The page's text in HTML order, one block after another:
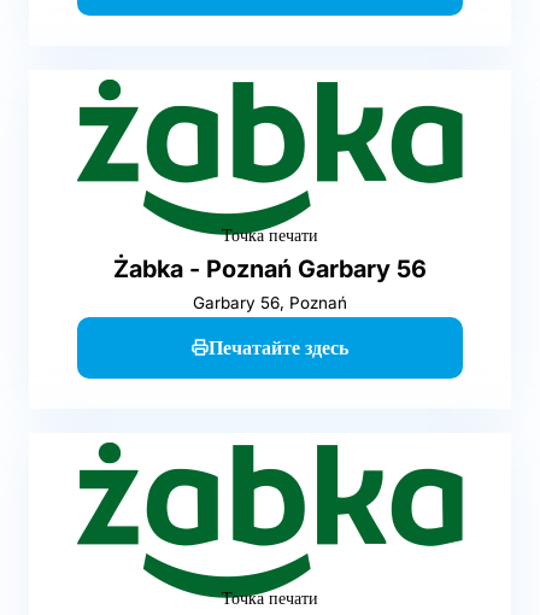
Точка печати
Żabka - Poznań Garbary 56
Garbary 56, Poznań
Печатайте здесь
Точка печати